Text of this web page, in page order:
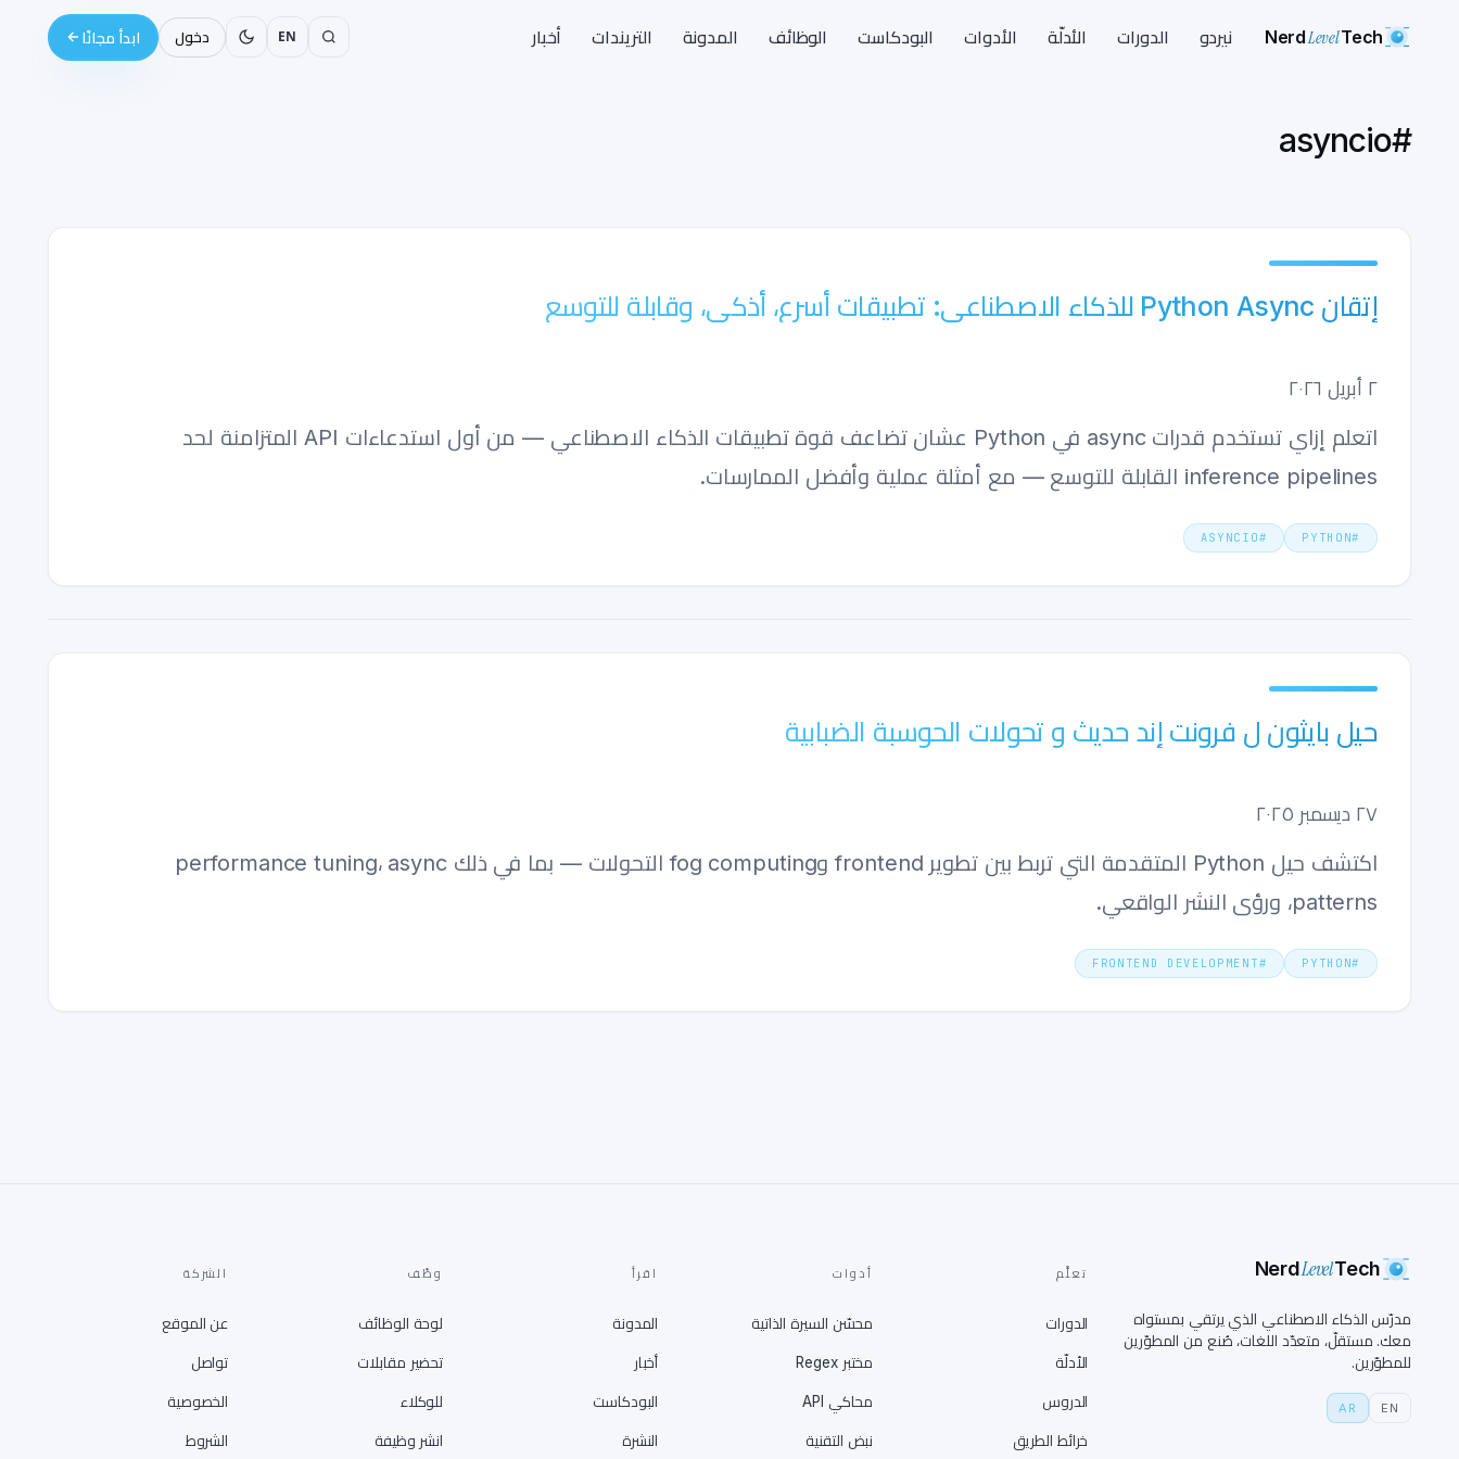
NerdLevelTech نيردو الدورات الأدلّة الأدوات البودكاست الوظائف المدونة التريندات أخبار EN دخول ابدأ مجانًا
#
asyncio
إتقان Python Async للذكاء الاصطناعي: تطبيقات أسرع، أذكى، وقابلة للتوسع
٢ أبريل ٢٠٢٦
اتعلم إزاي تستخدم قدرات async في Python عشان تضاعف قوة تطبيقات الذكاء الاصطناعي — من أول استدعاءات API المتزامنة لحد
inference pipelines القابلة للتوسع — مع أمثلة عملية وأفضل الممارسات.
#
PYTHON
#
ASYNCIO
حيل بايثون ل فرونت إند حديث و تحولات الحوسبة الضبابية
٢٧ ديسمبر ٢٠٢٥
اكتشف حيل Python المتقدمة التي تربط بين تطوير frontend وfog computing التحولات — بما في ذلك performance tuning، async
patterns، ورؤى النشر الواقعي.
#
PYTHON
#
FRONTEND DEVELOPMENT
NerdLevelTech
مدرّس الذكاء الاصطناعي الذي يرتقي بمستواه
معك. مستقلّ، متعدّد اللغات، صُنع من المطوّرين
للمطوّرين.
EN
AR
تعلَّم
الدورات
الأدلّة
الدروس
خرائط الطريق
أدوات
محسّن السيرة الذاتية
مختبر Regex
محاكي API
نبض التقنية
اقرأ
المدونة
أخبار
البودكاست
النشرة
وظّف
لوحة الوظائف
تحضير مقابلات
للوكلاء
انشر وظيفة
الشركة
عن الموقع
تواصل
الخصوصية
الشروط